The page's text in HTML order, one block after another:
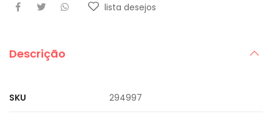
lista desejos
Descrição
SKU 294997